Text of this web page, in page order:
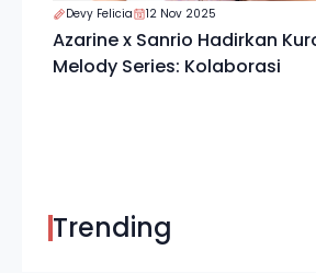
Devy Felicia 12 Nov 2025
Azarine x Sanrio Hadirkan
Melody Series: Kolaborasi
Trending